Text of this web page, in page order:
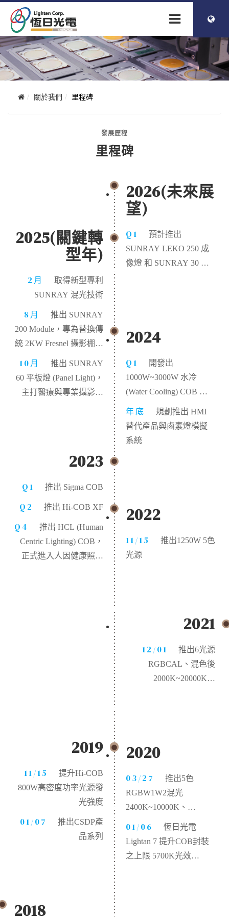
ENGLISH
關於我們 里程碑
發展歷程
里程碑
2026(未來展
望)
Q1
預計推出
SUNRAY LEKO 250 成
像燈 和 SUNRAY 30 軌
2025(關鍵轉
型年)
2月
取得新型專利
SUNRAY 混光技術
8月
推出 SUNRAY
200 Module，專為替換傳
統 2KW Fresnel 攝影棚燈
10月
推出 SUNRAY
60 平板燈 (Panel Light)，
主打醫療與專業攝影市
2024
Q1
開發出
1000W~3000W 水冷
(Water Cooling) COB 模
組，解決超高功率散熱
問題
年底
規劃推出 HMI
替代產品與鹵素燈模擬
系統
2023
Q1 推出 Sigma COB
Q2 推出 Hi-COB XF
Q4
推出 HCL (Human
Centric Lighting) COB，
正式進入人因健康照明
2022
11/15
推出1250W 5色
光源
2021
12/01
推出6光源
RGBCAL、混色後
2000K~20000K、
2020
03/27
推出5色
RGBW1W2混光
2400K~10000K、
Ra>96、R9>90
01/06
恆日光電
Lightan 7 提升COB封裝
之上限 5700K光效
2019
11/15
提升Hi-COB
800W高密度功率光源發
光強度
01/07
推出CSDP產
品系列
2018